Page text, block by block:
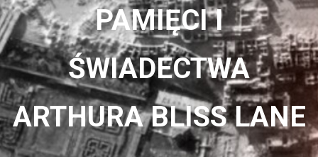
PAMIĘCI I
ŚWIADECTWA
ARTHURA BLISS LANE